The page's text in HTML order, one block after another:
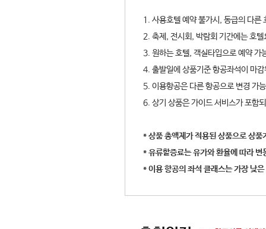
1. 사용호텔 예약 불가시, 동급의 다른
2. 축제, 전시회, 박람회 기간에는 호
3. 원하는 호텔, 객실타입으로 예약 가
4. 출발일에 상품기준 항공좌석이 마
5. 이용항공은 다른 항공으로 변경 가
6. 상기 상품은 가이드 서비스가 포함
* 상품 총액제가 적용된 상품으로 상
* 유류할증료는 유가와 환율에 따라 변
* 이용 항공의 좌석 클래스는 가장 낮